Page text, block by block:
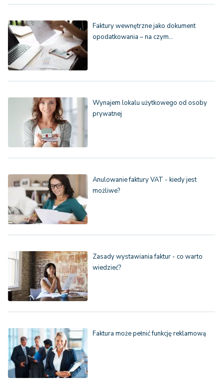
Faktury wewnętrzne jako dokument
opodatkowania – na czym…
Wynajem lokalu użytkowego od osoby
prywatnej
Anulowanie faktury VAT - kiedy jest
możliwe?
Zasady wystawiania faktur - co warto
wiedzieć?
Faktura może pełnić funkcję reklamową